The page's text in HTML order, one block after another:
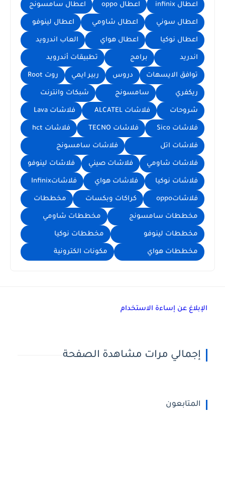
اعطال infinix اعطال oppo اعطال سامسونج
اعطال سوني اعطال شاومي اعطال لينوفو
اعطال نوكيا اعطال هواي العاب اندرويد
اندريد برامج تطبيقات أندرويد
توافق الايسهات دروس ربير ايمي روت Root
ريكفري سامسونج شبكات وانترنت
شروحات فلاشات ALCATEL فلاشات Lava
فلاشات Sico فلاشات TECNO فلاشات hct
فلاشات اتل فلاشات سامسونج
فلاشات شاومي فلاشات صيني فلاشات لينوفو
فلاشات نوكيا فلاشات هواي فلاشاتInfinix
فلاشاتoppo كراكات وبكسات مخططات
مخططات سامسونج مخططات شاومي
مخططات لينوفو مخططات نوكيا
مخططات هواي مكونات الكترونية
الإبلاغ عن إساءة الاستخدام
إجمالي مرات مشاهدة الصفحة
المتابعون